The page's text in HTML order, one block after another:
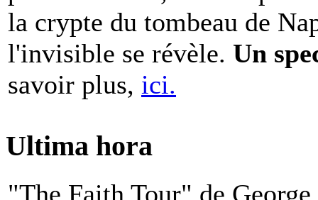
la crypte du tombeau de
l'invisible se révèle. Un
savoir plus, ici.
Ultima hora
"The Faith Tour" de